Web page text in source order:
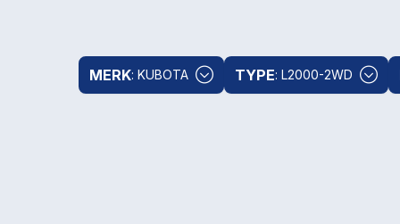
MERK: KUBOTA TYPE: L2000-2WD